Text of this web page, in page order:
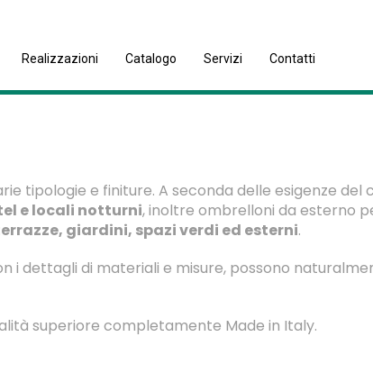
Realizzazioni Catalogo Servizi Contatti
tipologie e finiture. A seconda delle esigenze del
e locali notturni, inoltre ombrelloni da esterno
giardini, spazi verdi ed esterni.
i dettagli di materiali e misure, possono
superiore completamente Made in Italy.